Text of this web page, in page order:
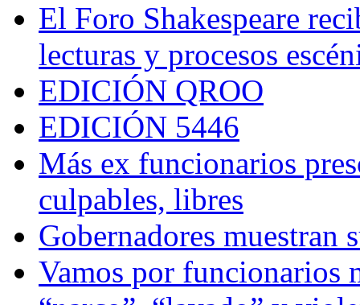
El Foro Shakespeare
lecturas y procesos
EDICIÓN QROO
EDICIÓN 5446
Más ex funcionarios
culpables, libres
Gobernadores muestran
Vamos por funcionarios